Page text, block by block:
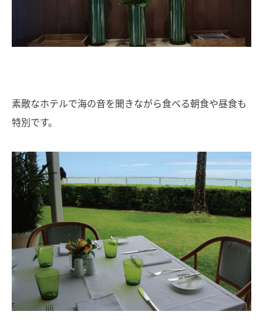
素敵なホテルで海の音を聞きながら食べる朝食や昼食も
特別です。